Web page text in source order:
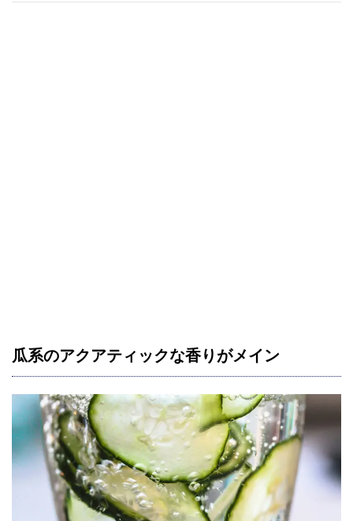
瓜系のアクアティックな香りがメイン